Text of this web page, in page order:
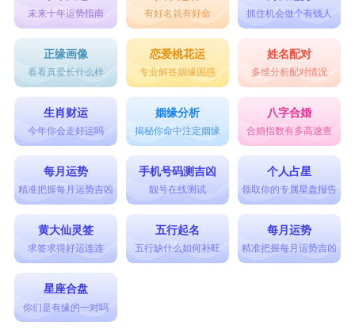
未来十年运势指南 有好名就有好命 抓住机会做个有钱人
正缘画像
看看真爱长什么样
恋爱桃花运
专业解答姻缘困惑
姓名配对
多维分析配对情况
生肖财运
今年你会走好运吗
姻缘分析
揭秘你命中注定姻缘
八字合婚
合婚指数有多高速查
每月运势
精准把握每月运势吉凶
手机号码测吉凶
靓号在线测试
个人占星
领取你的专属星盘报告
黄大仙灵签
求签求得好运连连
五行起名
五行缺什么如何补旺
每月运势
精准把握每月运势吉凶
星座合盘
你们是有缘的一对吗